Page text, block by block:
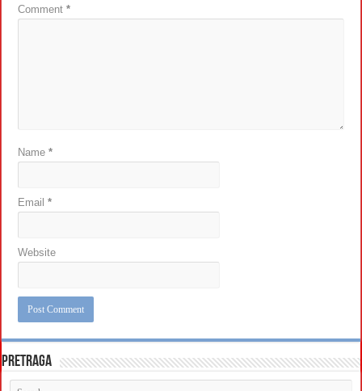
Comment*
Name*
Email*
Website
Pretraga